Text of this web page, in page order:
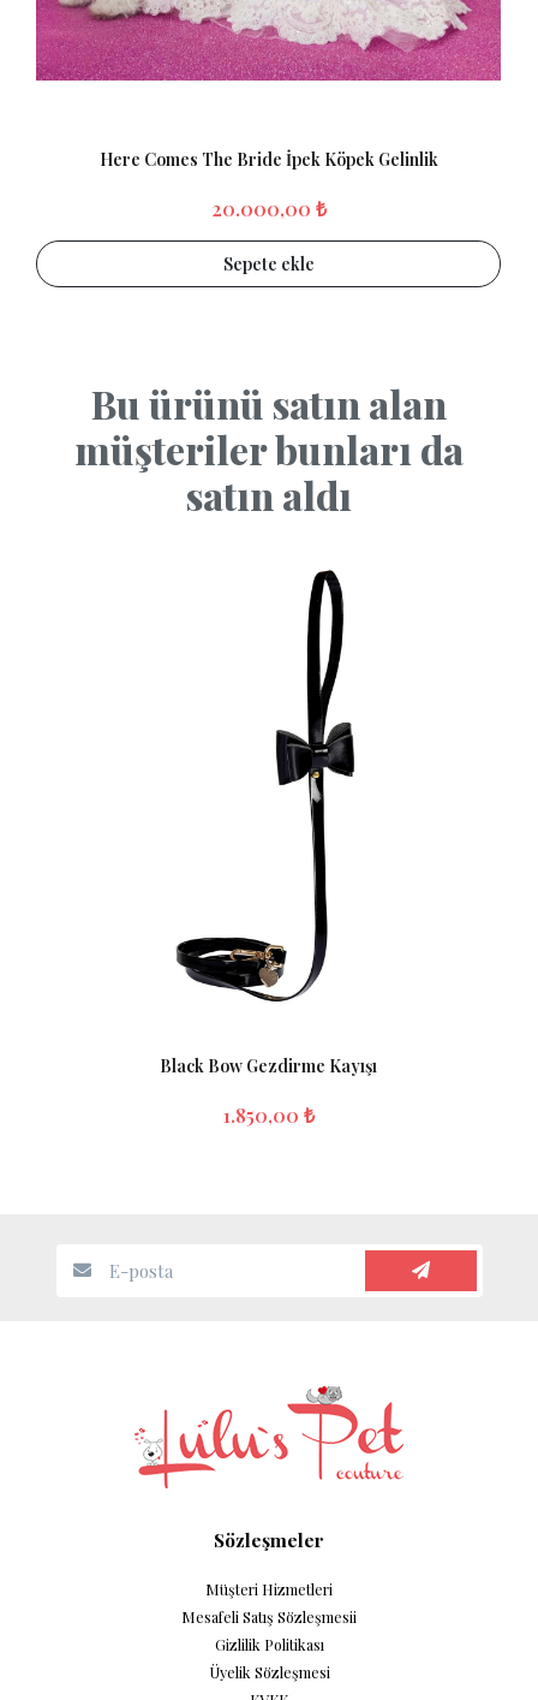
Here Comes The Bride İpek Köpek Gelinlik
20.000,00 ₺
Sepete ekle
Bu ürünü satın alan
müşteriler bunları da
satın aldı
Black Bow Gezdirme Kayışı
1.850,00 ₺
Sözleşmeler
Müşteri Hizmetleri
Mesafeli Satış Sözleşmesii
Gizlilik Politikası
Üyelik Sözleşmesi